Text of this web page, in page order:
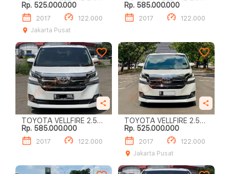
G A/T
Rp. 525.000.000
2017
122.000
Jakarta Pusat
G A/T
Rp. 585.000.000
2017 122.000
TOYOTA VELLFIRE 2.5L
G A/T
Rp. 585.000.000
2017 122.000
TOYOTA VELLFIRE 2.5L
G A/T
Rp. 525.000.000
2017
122.000
Jakarta Pusat